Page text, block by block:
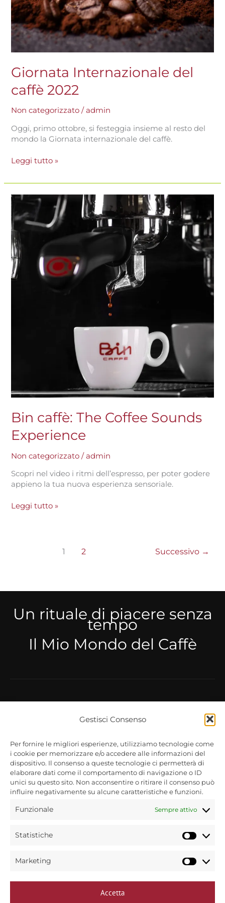
Gestisci Consenso
Per fornire le migliori esperienze, utilizziamo tecnologie come
i cookie per memorizzare e/o accedere alle informazioni del
dispositivo. Il consenso a queste tecnologie ci permetterà di
elaborare dati come il comportamento di navigazione o ID
unici su questo sito. Non acconsentire o ritirare il consenso può
influire negativamente su alcune caratteristiche e funzioni.
Funzionale Sempre attivo
Statistiche
Marketing
Accetta
Giornata Internazionale del
caffè 2022
Non categorizzato /admin
Oggi, primo ottobre, si festeggia insieme al resto del
mondo la Giornata internazionale del caffè.
Leggi tutto »
Bin caffè: The Coffee Sounds
Experience
Non categorizzato /admin
Scopri nel video i ritmi dell’espresso, per poter godere
appieno la tua nuova esperienza sensoriale.
Bin
The
Coffee
Sounds
Experience
Leggi tutto »
1 2 Successivo →
Un rituale di piacere senza
tempo
Il Mio Mondo del Caffè
Bin Caffè s.r.l unipersonale
Via Treviso, 72
31040 Trevignano (TV)
P.Iva 00584460265
Bin caffè - Torrefazione dal 1954.
Informativa privacy policy